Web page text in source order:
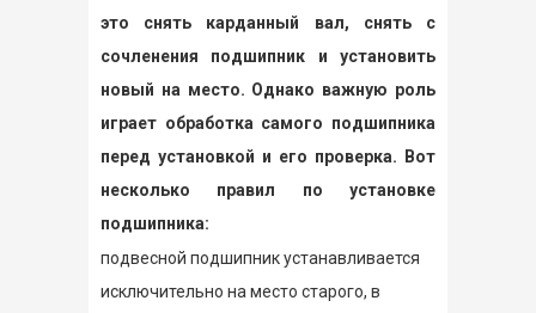
это снять карданный вал, снять с
сочленения подшипник и установить
новый на место. Однако важную роль
играет обработка самого подшипника
перед установкой и его проверка. Вот
несколько правил по установке
подшипника:
подвесной подшипник устанавливается
исключительно на место старого, в